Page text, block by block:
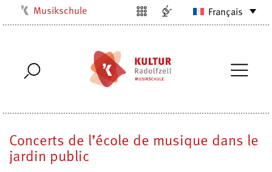
Musikschule
Stadtarchiv
Stadtbibliothek
Villa Bosch
Radolfzell1200
Français
Concerts de l’école de musique dans le
jardin public